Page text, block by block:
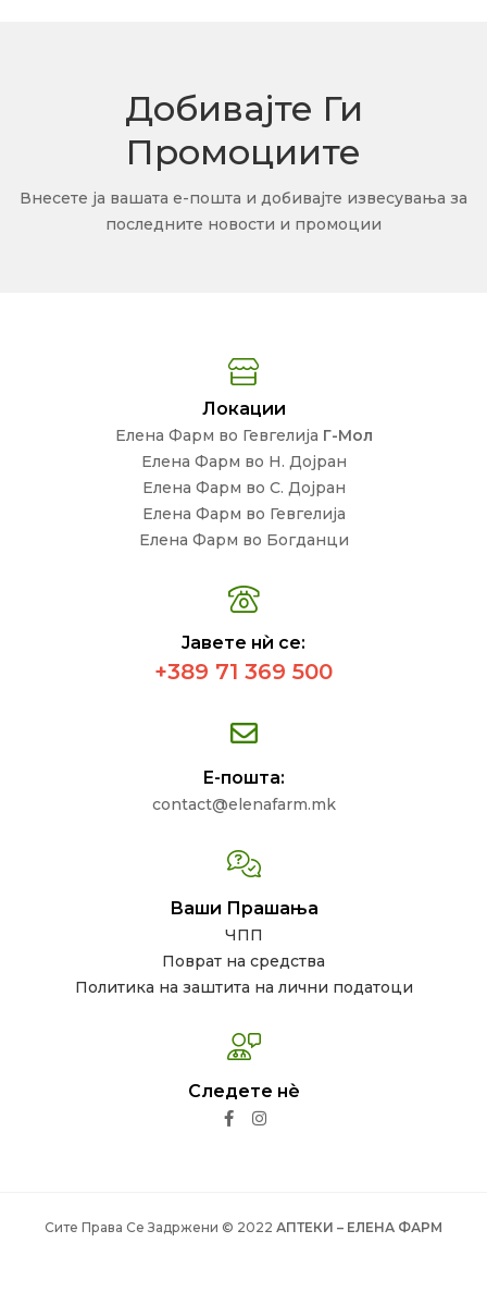
Добивајте Ги
Промоциите
Внесете ја вашата е-пошта и добивајте извесувања за
последните новости и промоции
Локации
Елена Фарм во Гевгелија Г-Мол
Елена Фарм во Н. Дојран
Елена Фарм во С. Дојран
Елена Фарм во Гевгелија
Елена Фарм во Богданци
Јавете нѝ се:
+389 71 369 500
Е-пошта:
contact@elenafarm.mk
Ваши Прашања
ЧПП
Поврат на средства
Политика на заштита на лични податоци
Следете нѐ
Сите Права Се Задржени © 2022 АПТЕКИ – ЕЛЕНА ФАРМ